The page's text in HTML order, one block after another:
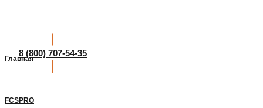
8 (800) 707-54-35
Главная
FCSPRO